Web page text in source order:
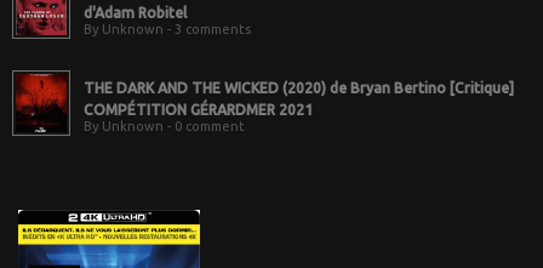
d'Adam Robitel
By Unknown - 3 comments
THE DARK AND THE WICKED (2020) de Bryan Bertino [Critique]
COMPÉTITION GÉRARDMER 2021
By Unknown - 0 comment